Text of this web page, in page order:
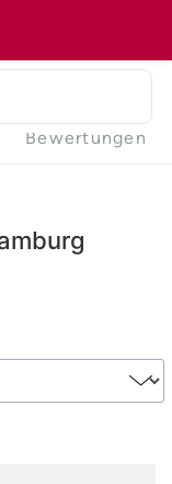
Bewertungen